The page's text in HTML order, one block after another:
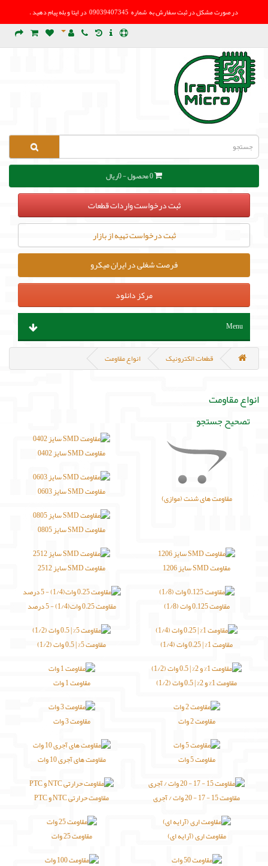
در صورت مشکل درثبت سفارش به شماره 09039407345 در ایتا و بله پیام دهید .
0 محصول - 0ریال
ثبت درخواست واردات قطعات
ثبت درخواست تهیه از بازار
فرصت شغلی در ایران میکرو
مرکز دانلود
Menu
ابزار آلات و تجهیزات
سنسور و ماژول
پروگرامر ، هدربورد و مینی کامپیوتر
منابع تغذیه و باتری
مکانیک و روباتیک
لوازم صوتی حرفه ای
مالتی مدیا
قطعات الکترونیک انواع مقاومت
انواع مقاومت
تصحیح جستجو
مقاومت های شنت (موازی)
مقاومت SMD سایز 0402
مقاومت SMD سایز 0603
مقاومت SMD سایز 0805
مقاومت SMD سایز 1206 مقاومت SMD سایز 2512
مقاومت 0.125 وات (1/8) مقاومت 0.25 وات(1/4) - 5 درصد
مقاومت 1% | 0.25 وات (1/4) مقاومت 5% | 0.5 وات (1/2)
مقاومت 1% و 2% | 0.5 وات (1/2) مقاومت 1 وات
مقاومت 2 وات مقاومت 3 وات
مقاومت 5 وات مقاومت های آجری 10 وات
مقاومت 15 - 17 - 20 وات / آجری مقاومت حرارتی NTC و PTC
مقاومت اری (آرایه ای) مقاومت 25 وات